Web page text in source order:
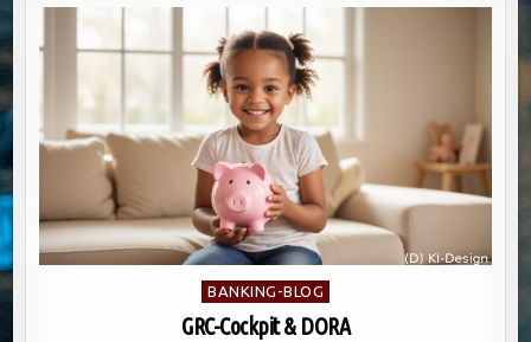
Posted
in
BANKING-BLOG
GRC-Cockpit & DORA